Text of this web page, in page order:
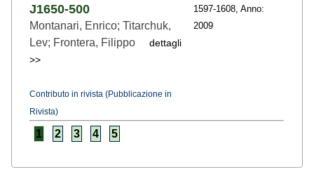
J1650-500
Montanari, Enrico; Titarchuk,
Lev; Frontera, Filippo
dettagli
>>
Contributo in rivista (Pubblicazione in
Rivista)
1597-1608, Anno:
2009
1 2 3 4 5